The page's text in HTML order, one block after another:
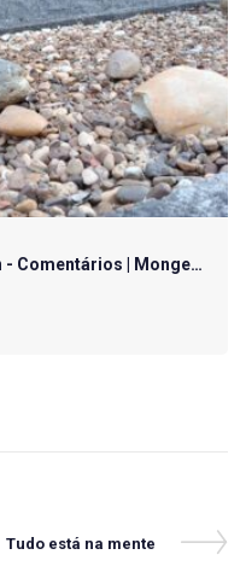
- Comentários | Monge…
Next
Tudo está na mente